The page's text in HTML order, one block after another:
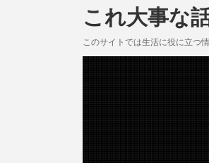
これ大事な
このサイトでは生活に役に立つ